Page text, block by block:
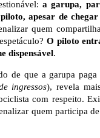
a garupa,
apesar de
quem
O piloto
dispensável.
de que a garupa
ingressos), revela
com respeito.
quem participa